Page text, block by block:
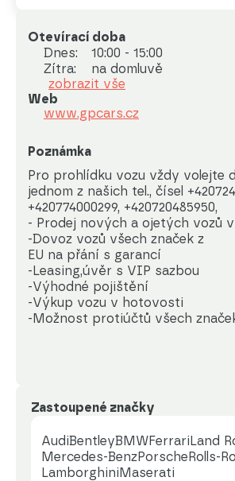
Otevírací doba
Dnes:
10:00 - 15:00
Zítra:
na domluvě
zobrazit vše
Web
www.gpcars.cz
Poznámka
Pro prohlídku vozu vždy volejte
jednom z našich tel., čísel
+420774000299, +420720485950,
- Prodej nových a ojetých vozů
-Dovoz vozů všech značek z
EU na přání s garancí
-Leasing,úvěr s VIP sazbou
-Výhodné pojištění
-Výkup vozu v hotovosti
-Možnost protiúčtů všech
Zastoupené značky
AudiBentleyBMWFerrariLand
Mercedes-BenzPorscheRolls-
LamborghiniMaserati